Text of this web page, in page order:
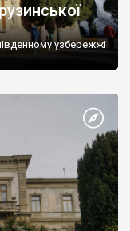
узбережжі